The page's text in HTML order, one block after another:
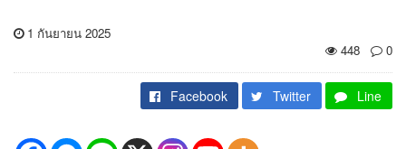
1 กันยายน 2025
448
0
Facebook Twitter Line